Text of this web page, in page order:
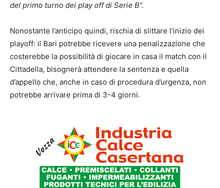
del primo turno dei play off di Serie B”.
Nonostante l’anticipo quindi, rischia di slittare l’inizio dei
playoff: il Bari potrebbe ricevere una penalizzazione che
costerebbe la possibilità di giocare in casa il match con il
Cittadella, bisognerà attendere la sentenza e quella
d’appello che, anche in caso di procedura d’urgenza, non
potrebbe arrivare prima di 3-4 giorni.